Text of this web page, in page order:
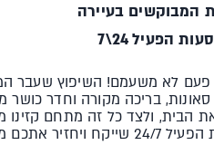
המבוקשים בעיירה
הפעיל 24\7
פעם לא משעמם! השיפוץ שעבר
בריכה מקורה וחדר כושר
הבית, ולצד כל זה מתחם קזינו
מכל מקום בעיירה, בחינם!